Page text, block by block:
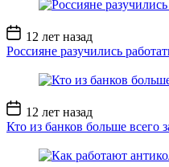
Дата
записи
12 лет назад
Россияне разучились
Дата
записи
12 лет назад
Кто из банков больше всего